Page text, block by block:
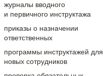
журналы вводного
и первичного инструктажа
приказы о назначении
ответственных
программы инструктажей для
новых сотрудников